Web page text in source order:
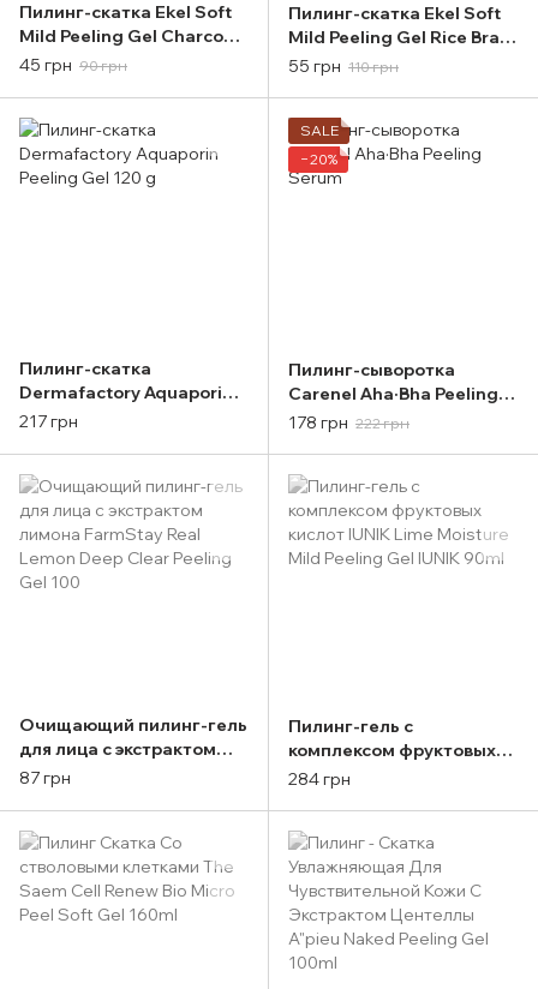
Пилинг-скатка Ekel Soft
Mild Peeling Gel Charcoal
100ml
45 грн 90 грн
Пилинг-скатка Ekel Soft
Mild Peeling Gel Rice Bran
100ml
55 грн 110 грн
Пилинг-скатка
Dermafactory Aquaporin
Peeling Gel 120 g
217 грн
SALE
−20%
Пилинг-сыворотка
Carenel Aha·Bha Peeling
Serum
178 грн 222 грн
Очищающий пилинг-гель
для лица с экстрактом
лимона FarmStay Real
87 грн
Пилинг-гель с
комплексом фруктовых
кислот IUNIK Lime
284 грн